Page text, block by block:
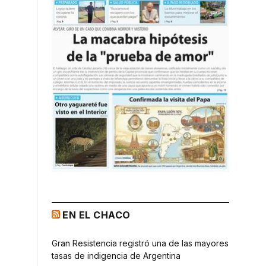
EN EL CHACO
Gran Resistencia registró una de las mayores
tasas de indigencia de Argentina